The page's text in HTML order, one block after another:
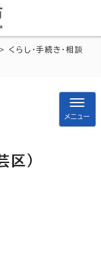
くらし・手続き・相談
メニュー
区）